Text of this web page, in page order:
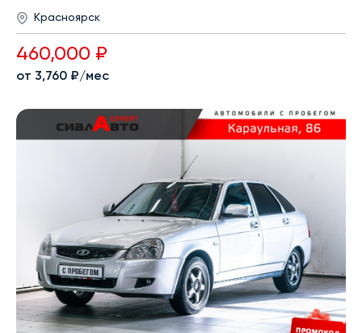
Красноярск
460,000 ₽
от 3,760 ₽/мес